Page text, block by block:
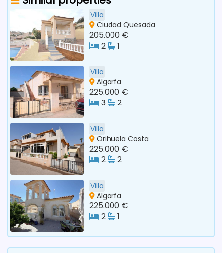
Villa
Ciudad Quesada
205.000 €
2
1
Villa
Algorfa
225.000 €
3
2
Villa
Orihuela Costa
225.000 €
2
2
Villa
Algorfa
225.000 €
2
1